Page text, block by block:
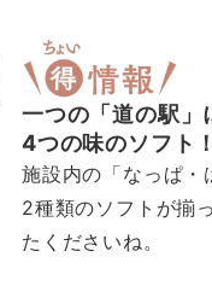
一つの「道の駅」
4つの味のソフト！
施設内の「なっぱ・
2種類のソフトが揃
たくださいね。